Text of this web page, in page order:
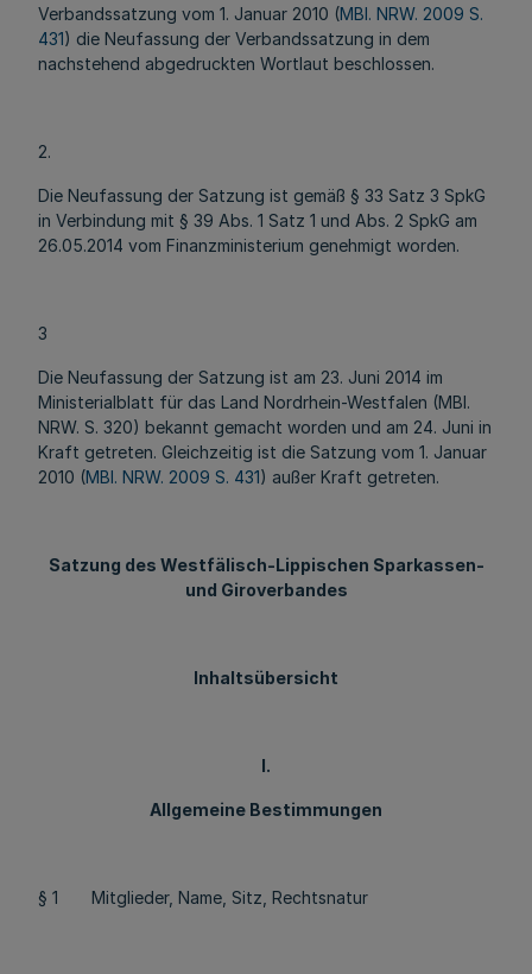
Verbandssatzung vom 1. Januar 2010 (MBl. NRW. 2009 S.
431) die Neufassung der Verbandssatzung in dem
nachstehend abgedruckten Wortlaut beschlossen.
2.
Die Neufassung der Satzung ist gemäß § 33 Satz 3 SpkG
in Verbindung mit § 39 Abs. 1 Satz 1 und Abs. 2 SpkG am
26.05.2014 vom Finanzministerium genehmigt worden.
3
Die Neufassung der Satzung ist am 23. Juni 2014 im
Ministerialblatt für das Land Nordrhein-Westfalen (MBl.
NRW. S. 320) bekannt gemacht worden und am 24. Juni in
Kraft getreten. Gleichzeitig ist die Satzung vom 1. Januar
2010 (MBl. NRW. 2009 S. 431) außer Kraft getreten.
Satzung des Westfälisch-Lippischen Sparkassen-
und Giroverbandes
Inhaltsübersicht
I.
Allgemeine Bestimmungen
§ 1 Mitglieder, Name, Sitz, Rechtsnatur